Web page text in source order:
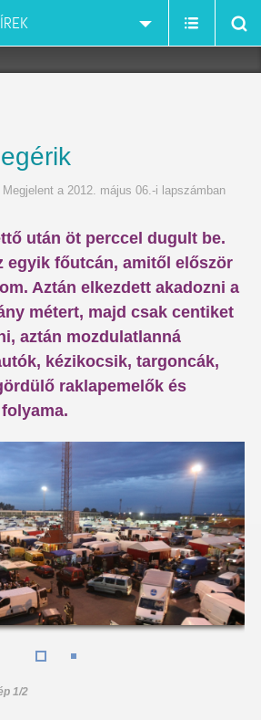
a 2012. május 06.-i lapszámban
után öt perccel dugult be.
egyik főutcán, amitől először
Aztán elkezdett akadozni a
métert, majd csak centiket
aztán mozdulatlanná
kézikocsik, targoncák,
raklapemelők és
1/2